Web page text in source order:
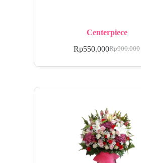
Centerpiece
Rp900.000
Rp550.000